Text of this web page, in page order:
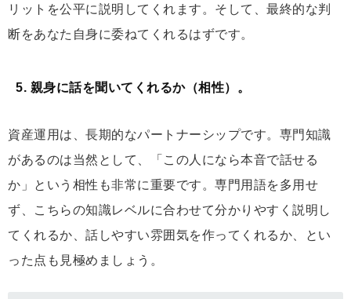
リットを公平に説明してくれます。そして、最終的な判
断をあなた自身に委ねてくれるはずです。
5. 親身に話を聞いてくれるか（相性）。
資産運用は、長期的なパートナーシップです。専門知識
があるのは当然として、「この人になら本音で話せる
か」という相性も非常に重要です。専門用語を多用せ
ず、こちらの知識レベルに合わせて分かりやすく説明し
てくれるか、話しやすい雰囲気を作ってくれるか、とい
った点も見極めましょう。